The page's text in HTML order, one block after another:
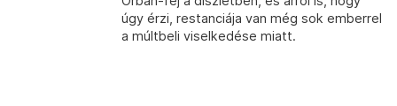
úgy érzi, restanciája van még sok emberrel
a múltbeli viselkedése miatt.